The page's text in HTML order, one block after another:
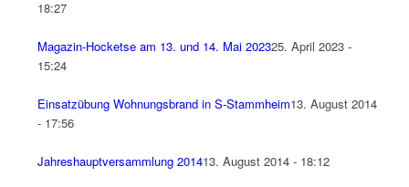
18:27
Magazin-Hocketse am 13. und 14. Mai 202325. April 2023 -
15:24
Einsatzübung Wohnungsbrand in S-Stammheim13. August 2014
- 17:56
Jahreshauptversammlung 201413. August 2014 - 18:12